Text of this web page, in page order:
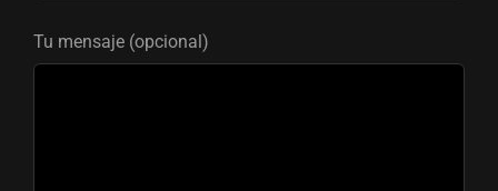
Tu mensaje (opcional)